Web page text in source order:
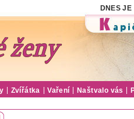
DNES JE
Zvířátka Vaření Naštvalo vás